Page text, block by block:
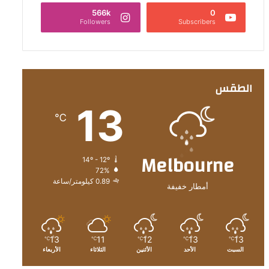
0
Subscribers
566k
Followers
الطقس
Melbourne
أمطار خفيفة
13
℃
14º - 12º
72%
0.89 كيلومتر/ساعة
13
℃
السبت
13
℃
الأحد
12
℃
الأثنين
11
℃
الثلاثاء
13
℃
الأربعاء